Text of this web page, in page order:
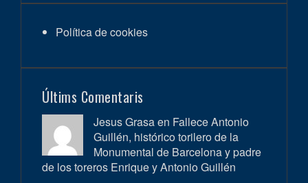
Política de cookies
Últims Comentaris
Jesus Grasa en Fallece Antonio
Guillén, histórico torilero de la
Monumental de Barcelona y padre
de los toreros Enrique y Antonio Guillén